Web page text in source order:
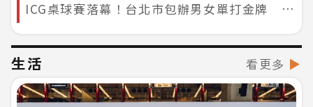
ICG桌球賽落幕！台北市包辦男女單打金牌 花蓮地主好手奪第四名
生活 看更多 ▶